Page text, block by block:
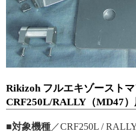
Rikizoh フルエキゾースト
CRF250L/RALLY（MD47）
■対象機種 ／CRF250L /